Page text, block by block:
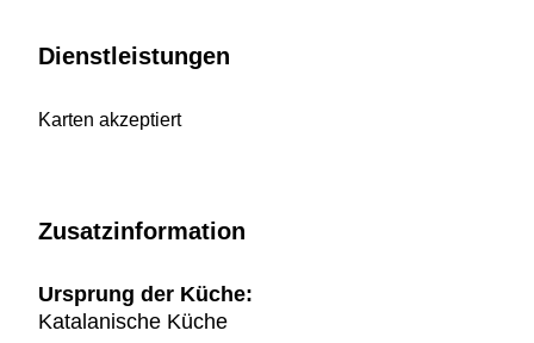
Dienstleistungen
Karten akzeptiert
Zusatzinformation
Ursprung der Küche:
Katalanische Küche